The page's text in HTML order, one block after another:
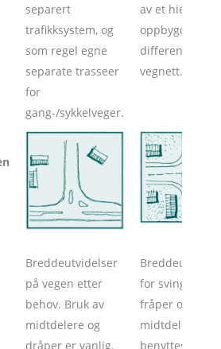
separert
trafikksystem, og
som regel egne
separate trasseer
for
gang-/sykkelveger.
av et hierarkisk
oppbygd og
differensiert
vegnett.
Breddeutvidelser
på vegen etter
behov. Bruk av
midtdelere og
dråper er vanlig.
for svingefelt,
fråper og
midtdelere
benyttes med